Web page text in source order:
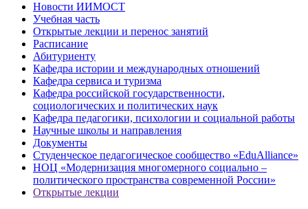
Новости ИИМОСТ
Учебная часть
Открытые лекции и перенос занятий
Расписание
Абитуриенту
Кафедра истории и международных отношений
Кафедра сервиса и туризма
Кафедра российской государственности,
социологических и политических наук
Кафедра педагогики, психологии и социальной работы
Научные школы и направления
Документы
Студенческое педагогическое сообщество «EduAlliance»
НОЦ «Модернизация многомерного социально –
политического пространства современной России»
Открытые лекции